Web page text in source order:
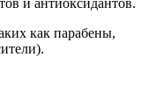
и антиоксидантов.
как парабены,